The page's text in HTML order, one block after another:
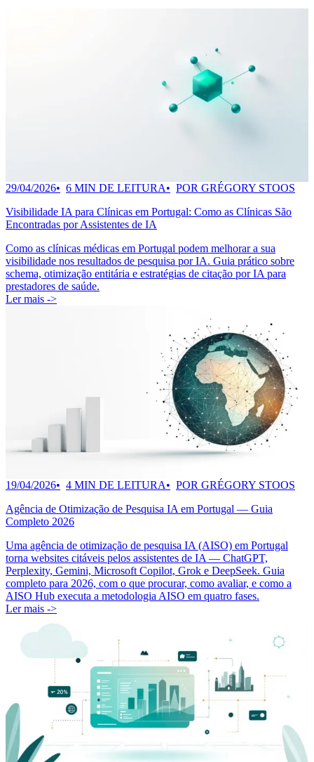
29/04/2026 6 MIN DE LEITURA
POR GRÉGORY STOOS
Visibilidade IA para Clínicas em Portugal: Como as Clínicas São
Encontradas por Assistentes de IA
Como as clínicas médicas em Portugal podem melhorar a sua
visibilidade nos resultados de pesquisa por IA. Guia prático sobre
schema, otimização entitária e estratégias de citação por IA para
prestadores de saúde.
Ler mais ->
19/04/2026 4 MIN DE LEITURA
POR GRÉGORY STOOS
Agência de Otimização de Pesquisa IA em Portugal — Guia
Completo 2026
Uma agência de otimização de pesquisa IA (AISO) em Portugal
torna websites citáveis pelos assistentes de IA — ChatGPT,
Perplexity, Gemini, Microsoft Copilot, Grok e DeepSeek. Guia
completo para 2026, com o que procurar, como avaliar, e como a
AISO Hub executa a metodologia AISO em quatro fases.
Ler mais ->